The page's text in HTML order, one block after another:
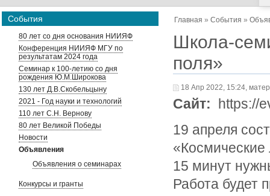
События
80 лет со дня основания НИИЯФ
Конференция НИИЯФ МГУ по
результатам 2024 года
Семинар к 100-летию со дня
рождения Ю.М.Широкова
130 лет Д.В.Скобельцыну
2021 - Год науки и технологий
110 лет С.Н. Вернову
80 лет Великой Победы
Новости
Объявления
Объявления о семинарах
Конкурсы и гранты
Главная » События »
Школа-
поля»
18 Апр 2022, 15:24,
Сайт: https://
19 апреля
15 минут
Работа будет